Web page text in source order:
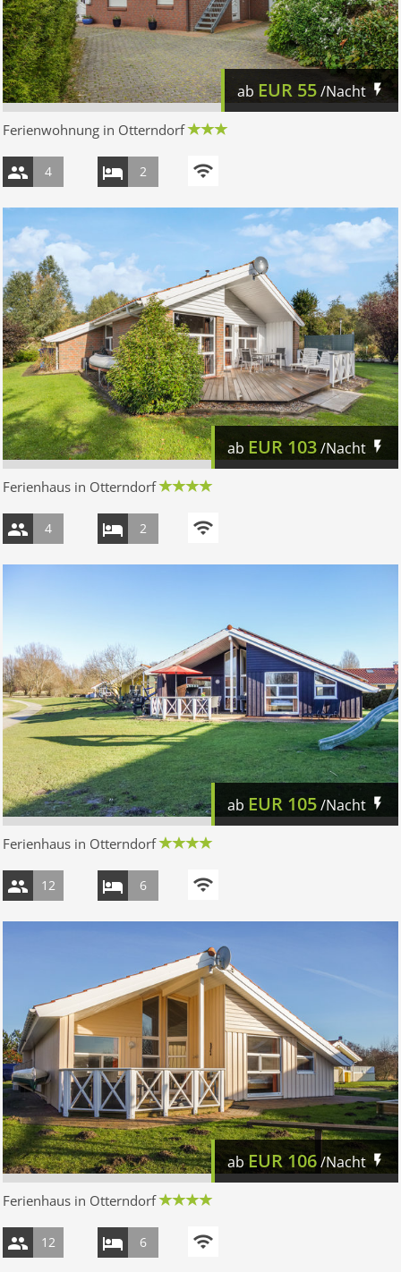
ab EUR 55/Nacht
Ferienwohnung in Otterndorf
4 2
ab EUR 103/Nacht
Ferienhaus in Otterndorf
4 2
ab EUR 105/Nacht
Ferienhaus in Otterndorf
12 6
ab EUR 106/Nacht
Ferienhaus in Otterndorf
12 6